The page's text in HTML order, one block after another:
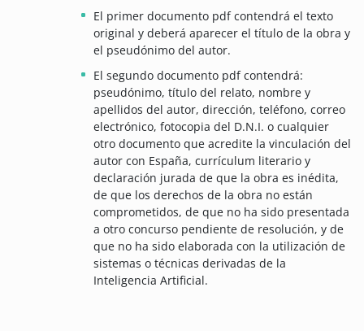
El primer documento pdf contendrá el texto
original y deberá aparecer el título de la obra y
el pseudónimo del autor.
El segundo documento pdf contendrá:
pseudónimo, título del relato, nombre y
apellidos del autor, dirección, teléfono, correo
electrónico, fotocopia del D.N.I. o cualquier
otro documento que acredite la vinculación del
autor con España, currículum literario y
declaración jurada de que la obra es inédita,
de que los derechos de la obra no están
comprometidos, de que no ha sido presentada
a otro concurso pendiente de resolución, y de
que no ha sido elaborada con la utilización de
sistemas o técnicas derivadas de la
Inteligencia Artificial.